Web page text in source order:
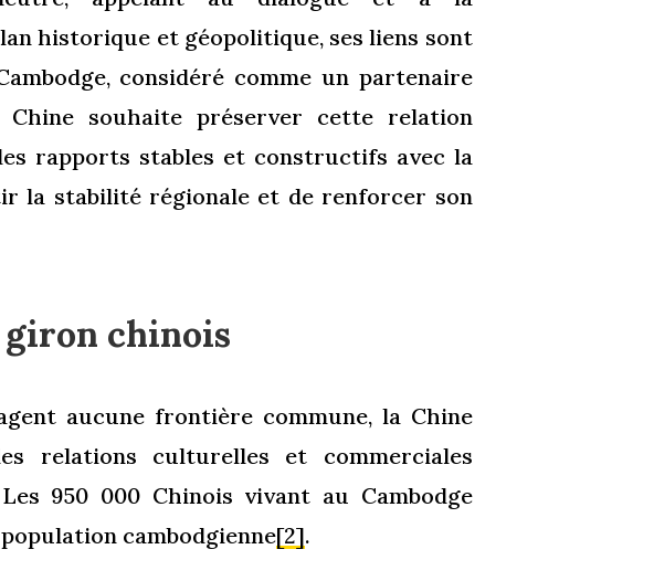
historique et géopolitique, ses liens sont
considéré comme un partenaire
souhaite préserver cette relation
rapports stables et constructifs avec la
la stabilité régionale et de renforcer son
giron chinois
aucune frontière commune, la Chine
relations culturelles et commerciales
950 000 Chinois vivant au Cambodge
cambodgienne[2].